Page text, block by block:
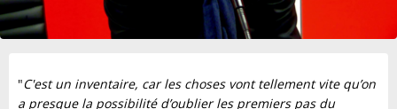
"C'est un inventaire, car les choses vont tellement vite qu’on
a presque la possibilité d’oublier les premiers pas du